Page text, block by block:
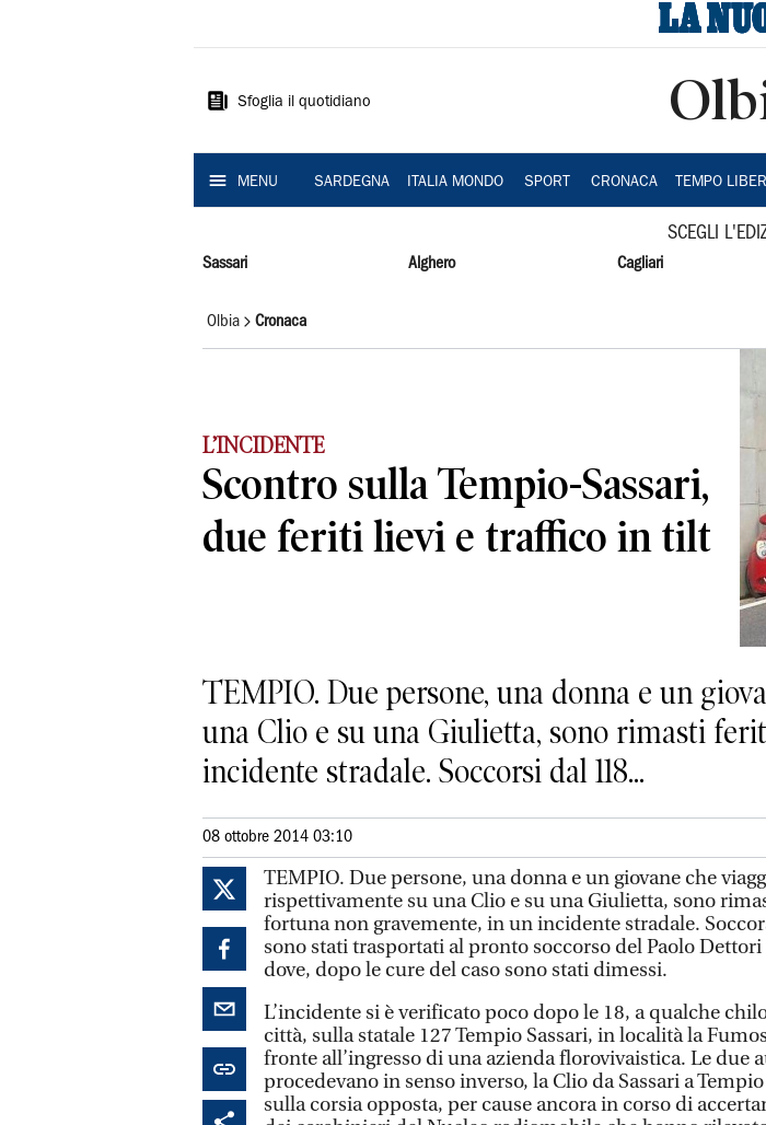
Sardegna
Sfoglia il quotidiano
MENU SARDEGNA ITALIA MONDO SPORT CRONACA TEMPO
SCEGLI
Sassari Alghero Cagliari
Olbia Cronaca
L’INCIDENTE
Scontro sulla Tempio-Sassari,
due feriti lievi e traffico in tilt
TEMPIO. Due persone, una donna e un
una Clio e su una Giulietta, sono rimasti
incidente stradale. Soccorsi dal 118...
08 ottobre 2014 03:10
TEMPIO. Due persone, una donna e un giovane che
rispettivamente su una Clio e su una Giulietta, sono
fortuna non gravemente, in un incidente stradale.
sono stati trasportati al pronto soccorso del Paolo Dettori
dove, dopo le cure del caso sono stati dimessi.
L’incidente si è verificato poco dopo le 18, a qualche
città, sulla statale 127 Tempio Sassari, in località la
fronte all’ingresso di una azienda florovivaistica. Le due
procedevano in senso inverso, la Clio da Sassari a
sulla corsia opposta, per cause ancora in corso di